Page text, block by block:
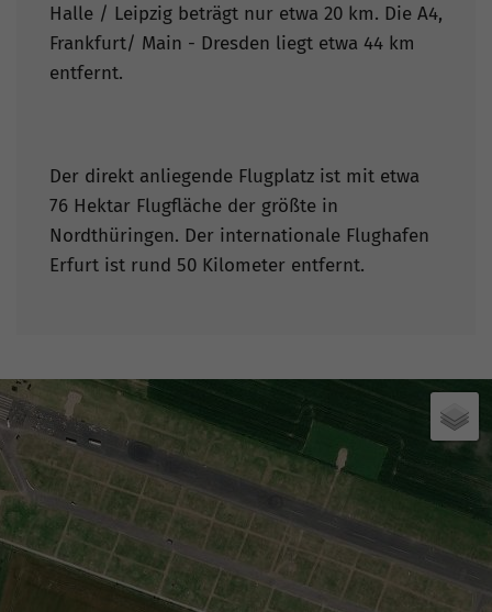
Halle / Leipzig beträgt nur etwa 20 km. Die A4,
Frankfurt/ Main - Dresden liegt etwa 44 km
entfernt.
Der direkt anliegende Flugplatz ist mit etwa
76 Hektar Flugfläche der größte in
Nordthüringen. Der internationale Flughafen
Erfurt ist rund 50 Kilometer entfernt.